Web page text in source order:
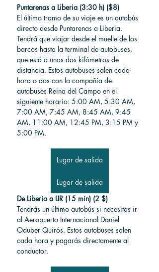
Puntarenas a Liberia (3:30 h) ($8)
El último tramo de su viaje es un autobús
directo desde Puntarenas a Liberia.
Tendrá que viajar desde el muelle de los
barcos hasta la terminal de autobuses,
que está a unos dos kilómetros de
distancia. Estos autobuses salen cada
hora o dos con la compañía de
autobuses Reina del Campo en el
siguiente horario: 5:00 AM, 5:30 AM,
7:00 AM, 7:45 AM, 8:45 AM, 9:45
AM, 11:00 AM, 12:45 PM, 3:15 PM y
5:00 PM.
Lugar de salida
Lugar de salida
De Liberia a LIR (15 min) (2 $)
Tendrás un último autobús si necesitas ir
al Aeropuerto Internacional Daniel
Oduber Quirós. Estos autobuses salen
cada hora y pagarás directamente al
conductor.